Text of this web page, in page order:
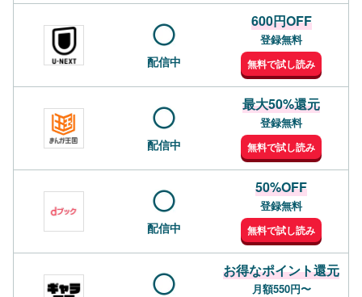
配信中
600円OFF
登録無料
無料で試し読み
配信中
最大50%還元
登録無料
無料で試し読み
配信中
50%OFF
登録無料
無料で試し読み
お得なポイント還元
月額550円〜